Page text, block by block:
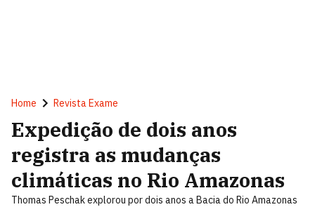
Home Revista Exame
Expedição de dois anos
registra as mudanças
climáticas no Rio Amazonas
Thomas Peschak explorou por dois anos a Bacia do Rio Amazonas